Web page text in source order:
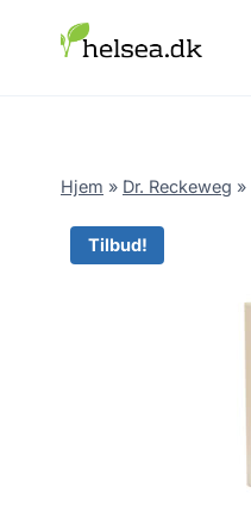
Hjem » Dr. Reckeweg »
Tilbud!